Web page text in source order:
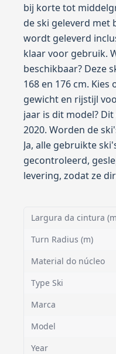
bij korte tot
de ski geleverd met
wordt geleverd
klaar voor gebruik.
beschikbaar? Deze
168 en 176 cm. Kies
gewicht en rijstijl
jaar is dit model?
2020. Worden de
Ja, alle gebruikte
gecontroleerd,
levering, zodat ze
Largura da cintura
Turn Radius (m)
Material do núcleo
Type Ski
Marca
Model
Year